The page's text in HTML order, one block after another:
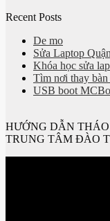
Recent Posts
De mo
Sửa Laptop
Khóa học sửa
Tìm nơi thay
USB boot
HƯỚNG DẪN
TRUNG TÂM ĐÀO